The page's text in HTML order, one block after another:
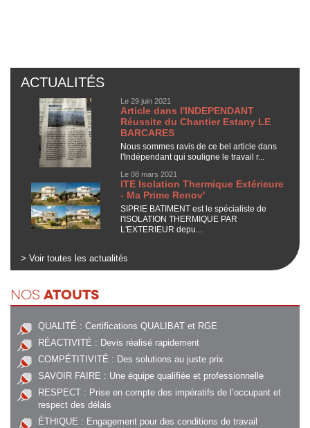
ACTUALITÉS
Le 29 juin 2021
Article dans l'INDEPENDANT
Réussite du Chantier Estany LE
BARCARES
Nous sommes ravis de ce bel article dans
l'Indépendant qui souligne le travail r...
Le 08 mars 2021
ITE Isolation Thermique Extérieure
- Ma Prime Renov'
SIPRIE BATIMENT est le spécialiste de
l'ISOLATION THERMIQUE PAR
L'EXTERIEUR depu...
> Voir toutes les actualités
NOS ATOUTS
QUALITÉ : Certifications QUALIBAT et RGE
RÉACTIVITÉ : Devis réalisé rapidement
COMPÉTITIVITÉ : Des solutions au juste prix
SAVOIR FAIRE : Une équipe qualifiée et professionnelle
RESPECT : Prise en compte des impératifs de l’occupant et
respect des délais
ÉTHIQUE : Engagement pour des conditions de travail